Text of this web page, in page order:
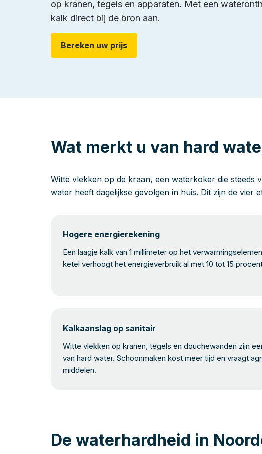
op kranen, tegels en apparaten. Met een
kalk direct bij de bron aan.
Bereken uw prijs
Wat merkt u van hard
Witte vlekken op de kraan, een waterkoker die
water heeft dagelijkse gevolgen in huis. Dit zijn de vier
Hogere energierekening
Een laagje kalk van 1 millimeter op het
ketel verhoogt het energieverbruik al met 10 tot 15
Kalkaanslag op sanitair
Witte vlekken op kranen, tegels en douchewanden zijn
van hard water. Schoonmaken kost meer tijd en vraagt
middelen.
De waterhardheid in